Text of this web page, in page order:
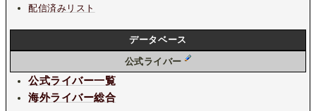
配信済みリスト
データベース
公式ライバー
公式ライバー一覧
海外ライバー総合